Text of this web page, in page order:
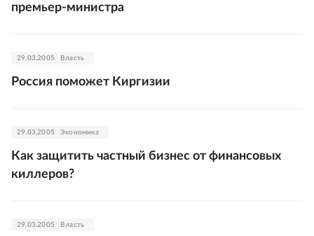
премьер-министра
29.03.2005 Власть
Россия поможет Киргизии
29.03.2005 Экономика
Как защитить частный бизнес от финансовых
киллеров?
29.03.2005 Власть